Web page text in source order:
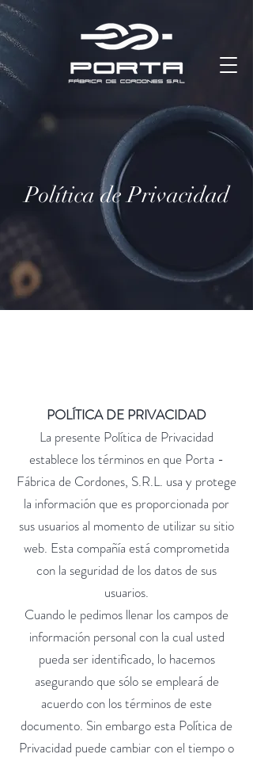
Política de Privacidad
POLÍTICA DE PRIVACIDAD
La presente Política de Privacidad
establece los términos en que Porta -
Fábrica de Cordones, S.R.L. usa y protege
la información que es proporcionada por
sus usuarios al momento de utilizar su sitio
web. Esta compañía está comprometida
con la seguridad de los datos de sus
usuarios.
Cuando le pedimos llenar los campos de
información personal con la cual usted
pueda ser identificado, lo hacemos
asegurando que sólo se empleará de
acuerdo con los términos de este
documento. Sin embargo esta Política de
Privacidad puede cambiar con el tiempo o